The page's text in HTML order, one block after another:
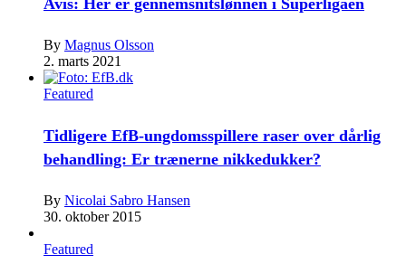
Avis: Her er gennemsnitslønnen i Superligaen
By Magnus Olsson
2. marts 2021
Featured
Tidligere EfB-ungdomsspillere raser over dårlig
behandling: Er trænerne nikkedukker?
By Nicolai Sabro Hansen
30. oktober 2015
Featured